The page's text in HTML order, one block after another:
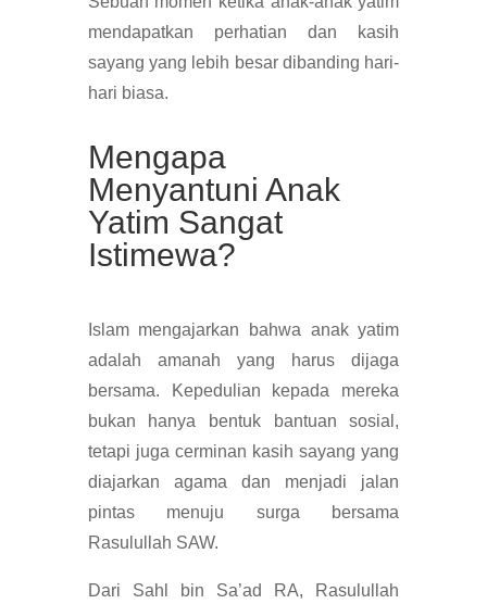
mendapatkan perhatian dan kasih
sayang yang lebih besar dibanding hari-
hari biasa.
Mengapa
Menyantuni Anak
Yatim Sangat
Istimewa?
Islam mengajarkan bahwa anak yatim
adalah amanah yang harus dijaga
bersama. Kepedulian kepada mereka
bukan hanya bentuk bantuan sosial,
tetapi juga cerminan kasih sayang yang
diajarkan agama dan menjadi jalan
pintas menuju surga bersama
Rasulullah SAW.
Dari Sahl bin Sa’ad RA, Rasulullah